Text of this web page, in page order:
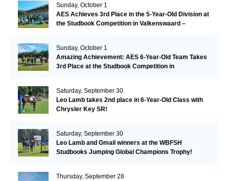
Sunday, October 1
AES Achieves 3rd Place in the 5-Year-Old Division at
the Studbook Competition in Valkenswaard –
Sunday, October 1
Amazing Achievement: AES 6-Year-Old Team Takes
3rd Place at the Studbook Competition in
Saturday, September 30
Leo Lamb takes 2nd place in 6-Year-Old Class with
Chrysler Key SR!
Saturday, September 30
Leo Lamb and Gmail winners at the WBFSH
Studbooks Jumping Global Champions Trophy!
Thursday, September 28